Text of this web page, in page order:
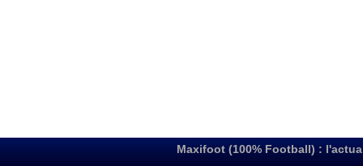
Maxifoot (100% Football) :